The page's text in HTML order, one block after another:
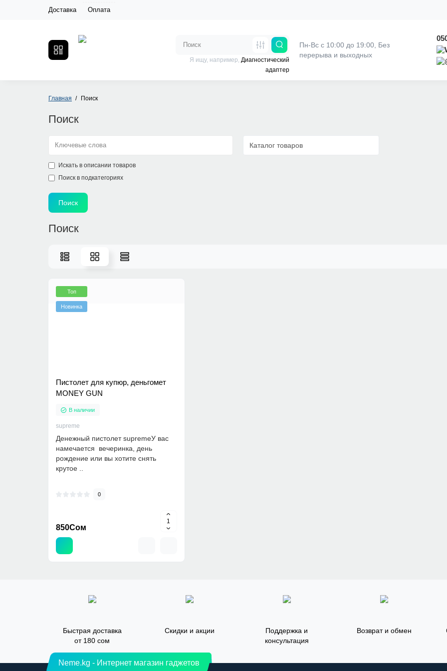
Доставка Оплата
Пн-Вс с 10:00 до 19:00, Без
перерыва и выходных
Я ищу, например, Диагностический
адаптер
Главная Поиск
Поиск
Искать в описании товаров
Поиск в подкатегориях
Поиск
Топ
Новинка
Пистолет для купюр, деньгомет
MONEY GUN
В наличии
supreme
Денежный пистолет supremeУ вас
намечается вечеринка, день
рождение или вы хотите снять
крутое ..
0
850Сом
Быстрая доставка
от 180 сом
Скидки и акции
Поддержка и
консультация
Возврат и обмен
Neme.kg - Интернет магазин гаджетов